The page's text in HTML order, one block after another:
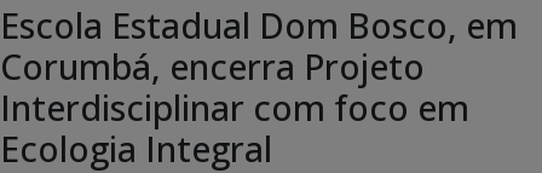
Escola Estadual Dom Bosco, em
Corumbá, encerra Projeto
Interdisciplinar com foco em
Ecologia Integral